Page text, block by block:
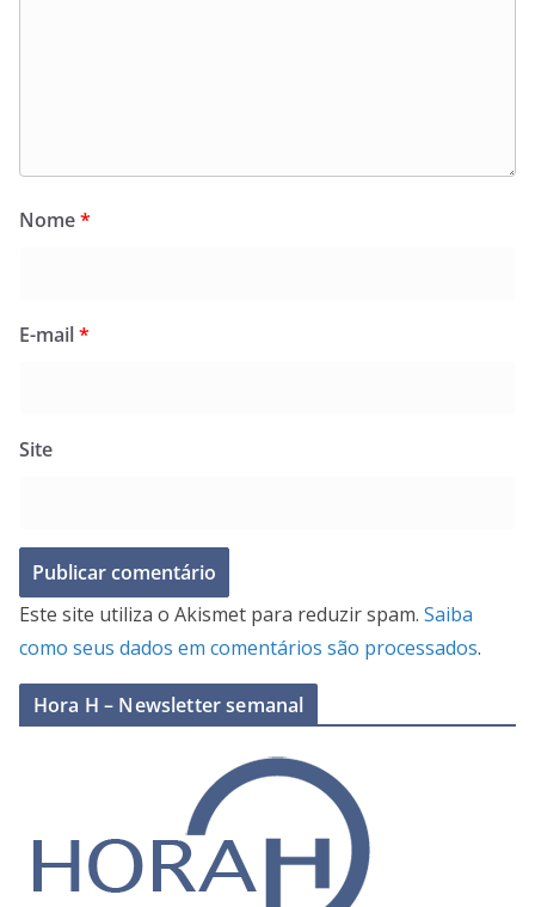
Nome*
E-mail*
Site
Este site utiliza o Akismet para reduzir spam. Saiba
como seus dados em comentários são processados.
Hora H – Newsletter semanal